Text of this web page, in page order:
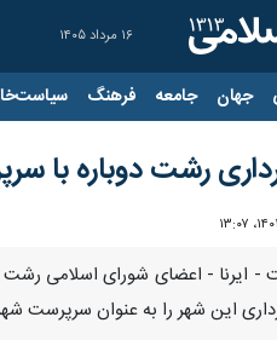
۱۶ مرداد ۱۴۰۵
جهان جامعه فرهنگ
رشت دوباره با
این شهر را به عنوان سرپرست